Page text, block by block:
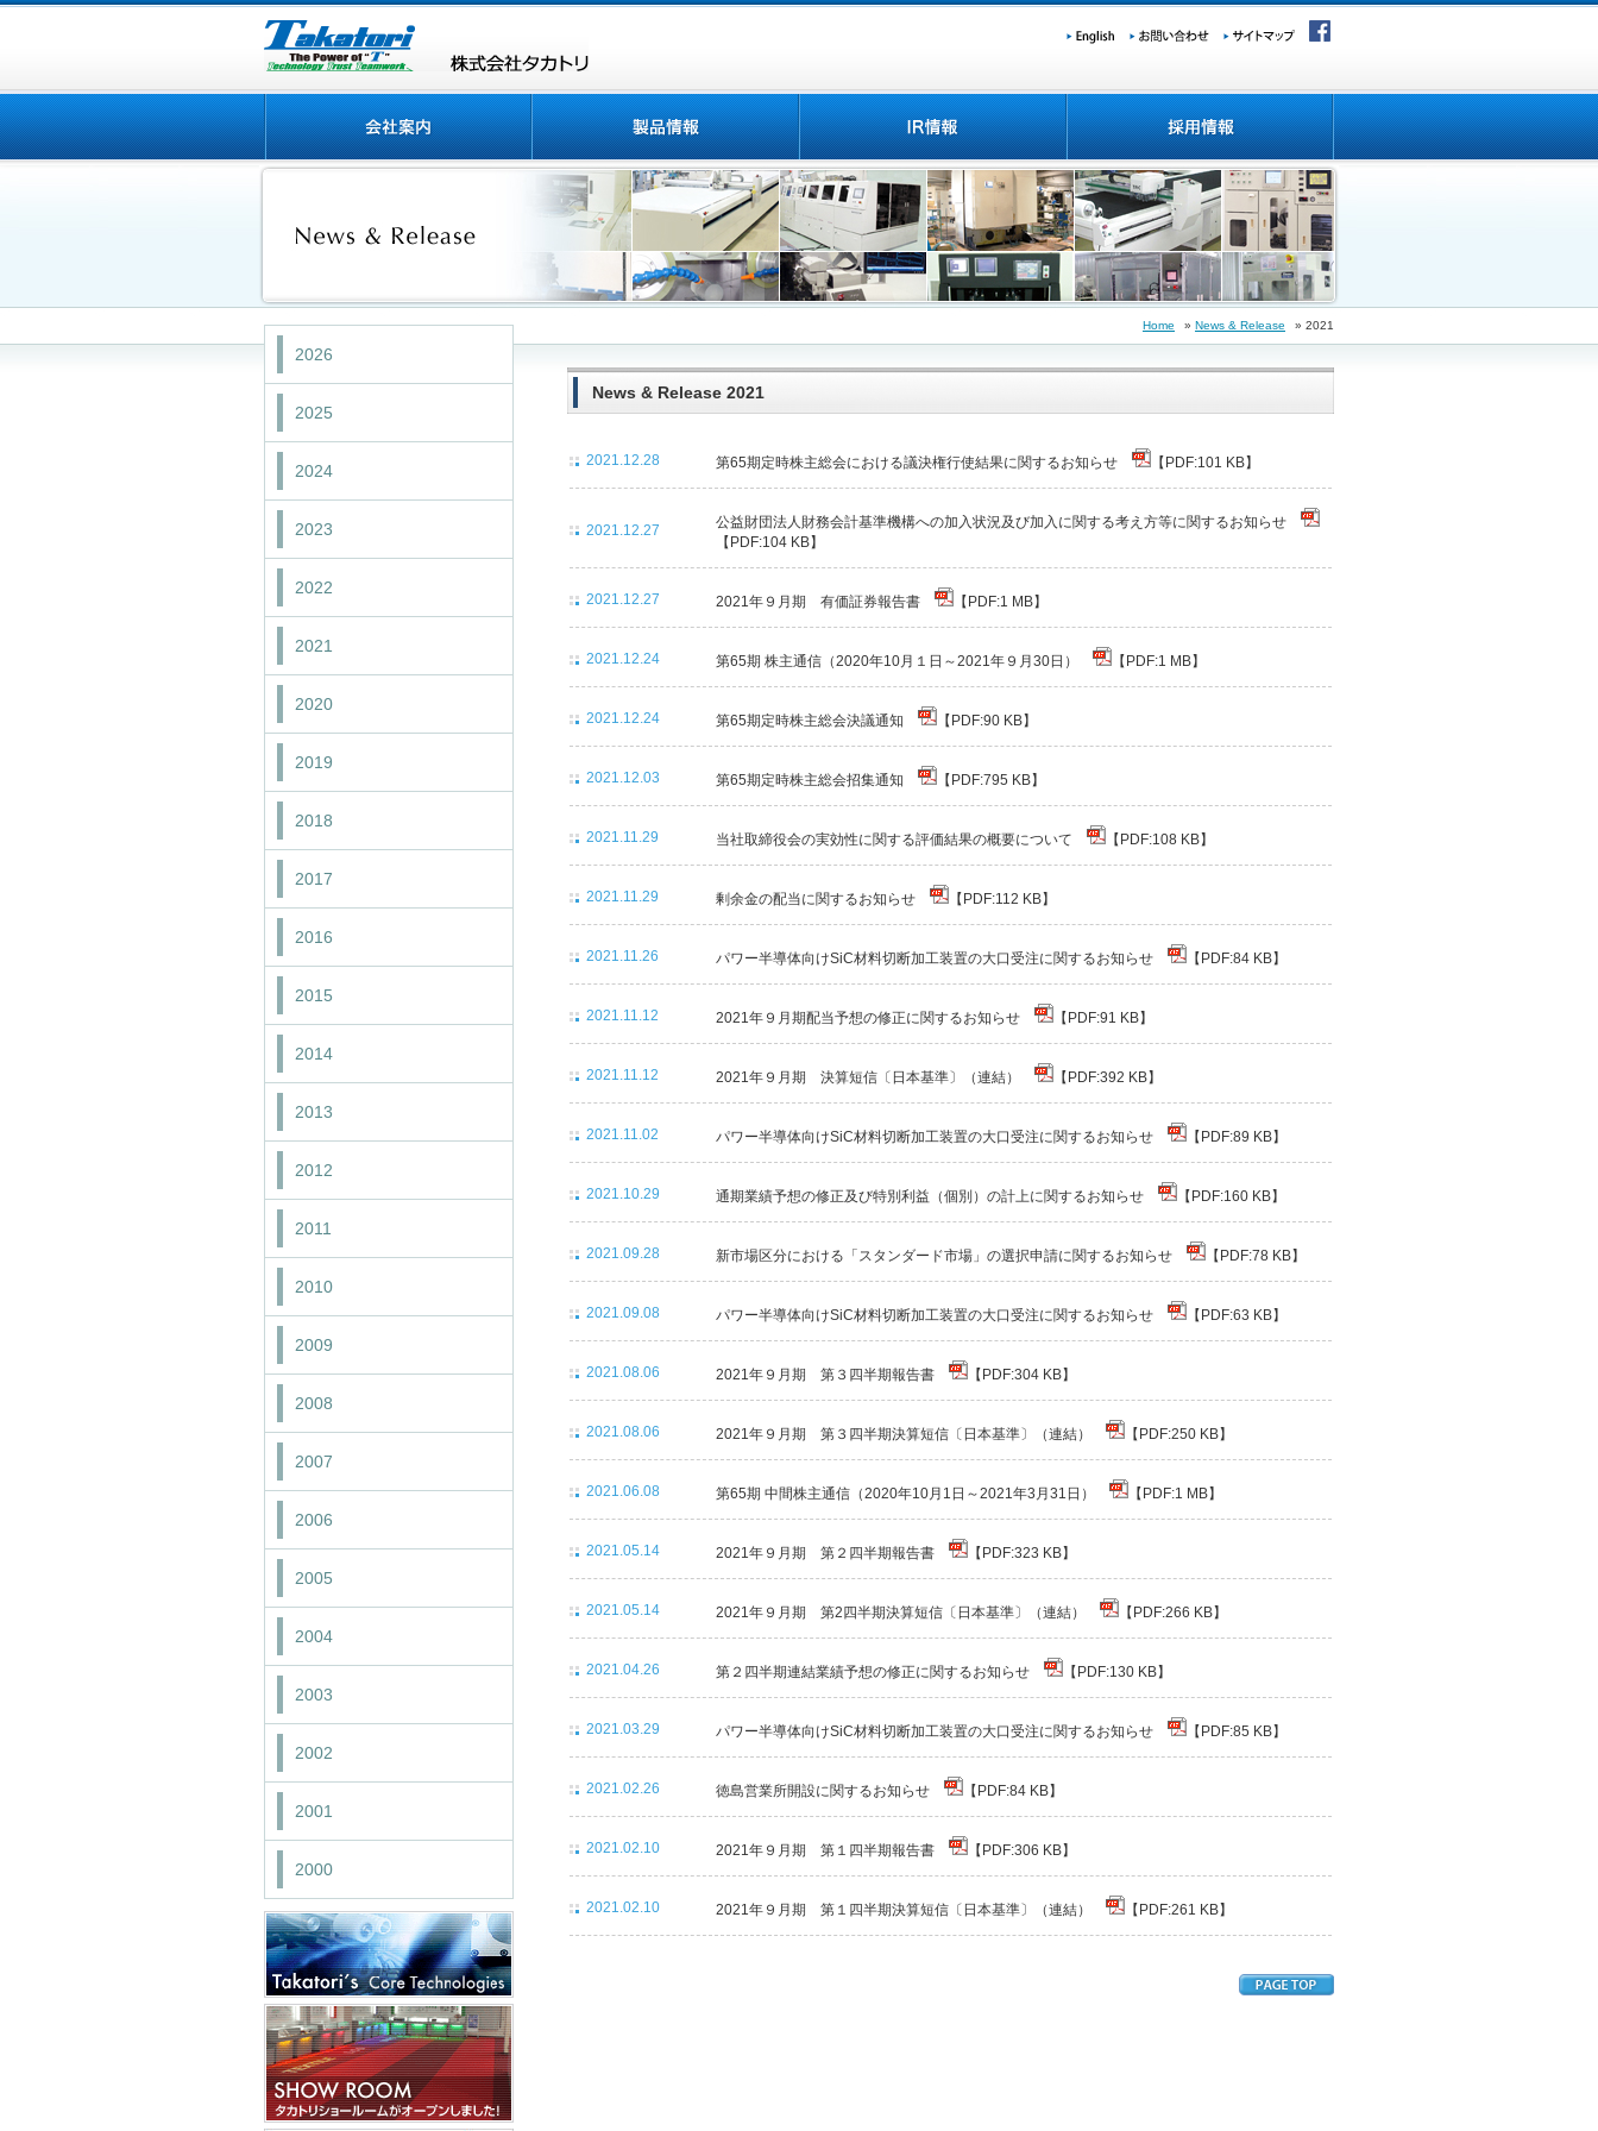
Home » News & Release » 2021
News & Release 2021
2021.12.28 第65期定時株主総会における議決権行使結果に関するお知らせ 【PDF:101 KB】
2021.12.27
公益財団法人財務会計基準機構への加入状況及び加入に関する考え方等に関するお知らせ
【PDF:104 KB】
2021.12.27 2021年９月期 有価証券報告書 【PDF:1 MB】
2021.12.24 第65期 株主通信（2020年10月１日～2021年９月30日） 【PDF:1 MB】
2021.12.24 第65期定時株主総会決議通知 【PDF:90 KB】
2021.12.03 第65期定時株主総会招集通知 【PDF:795 KB】
2021.11.29 当社取締役会の実効性に関する評価結果の概要について 【PDF:108 KB】
2021.11.29 剰余金の配当に関するお知らせ 【PDF:112 KB】
2021.11.26 パワー半導体向けSiC材料切断加工装置の大口受注に関するお知らせ 【PDF:84 KB】
2021.11.12 2021年９月期配当予想の修正に関するお知らせ 【PDF:91 KB】
2021.11.12 2021年９月期 決算短信〔日本基準〕（連結） 【PDF:392 KB】
2021.11.02 パワー半導体向けSiC材料切断加工装置の大口受注に関するお知らせ 【PDF:89 KB】
2021.10.29 通期業績予想の修正及び特別利益（個別）の計上に関するお知らせ 【PDF:160 KB】
2021.09.28 新市場区分における「スタンダード市場」の選択申請に関するお知らせ 【PDF:78 KB】
2021.09.08 パワー半導体向けSiC材料切断加工装置の大口受注に関するお知らせ 【PDF:63 KB】
2021.08.06 2021年９月期 第３四半期報告書 【PDF:304 KB】
2021.08.06 2021年９月期 第３四半期決算短信〔日本基準〕（連結） 【PDF:250 KB】
2021.06.08 第65期 中間株主通信（2020年10月1日～2021年3月31日） 【PDF:1 MB】
2021.05.14 2021年９月期 第２四半期報告書 【PDF:323 KB】
2021.05.14 2021年９月期 第2四半期決算短信〔日本基準〕（連結） 【PDF:266 KB】
2021.04.26 第２四半期連結業績予想の修正に関するお知らせ 【PDF:130 KB】
2021.03.29 パワー半導体向けSiC材料切断加工装置の大口受注に関するお知らせ 【PDF:85 KB】
2021.02.26 徳島営業所開設に関するお知らせ 【PDF:84 KB】
2021.02.10 2021年９月期 第１四半期報告書 【PDF:306 KB】
2021.02.10 2021年９月期 第１四半期決算短信〔日本基準〕（連結） 【PDF:261 KB】
2026
2025
2024
2023
2022
2021
2020
2019
2018
2017
2016
2015
2014
2013
2012
2011
2010
2009
2008
2007
2006
2005
2004
2003
2002
2001
2000